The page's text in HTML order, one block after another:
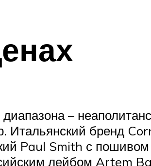
–
бренд
Paul Smith с
лейбом Artem